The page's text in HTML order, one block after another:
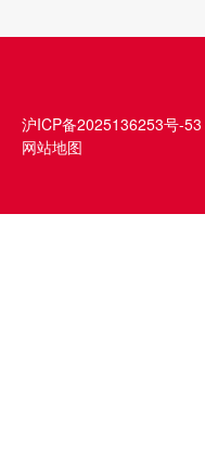
沪ICP备2025136253号-53
网站地图